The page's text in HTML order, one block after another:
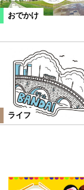
おでかけ
ライフ